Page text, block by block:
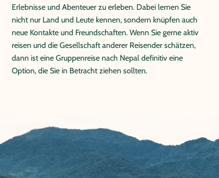
Erlebnisse und Abenteuer zu erleben. Dabei lernen Sie
nicht nur Land und Leute kennen, sondern knüpfen auch
neue Kontakte und Freundschaften. Wenn Sie gerne aktiv
reisen und die Gesellschaft anderer Reisender schätzen,
dann ist eine Gruppenreise nach Nepal definitiv eine
Option, die Sie in Betracht ziehen sollten.